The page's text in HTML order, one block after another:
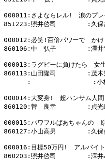
000011:さよならレル!　涙のプレ
851223:照井啓司        :久
000012:必笑!百倍パワーで　かけ
860106:中　弘子        :澤
000013:ラグビーに負けたら　女
860113:山田隆司        :茂
:                :小
000014:大変身!　超ハンサム人間
860120:菅　良幸        :貞
000015:パワフルばあちゃんの　
860127:小山高男        :久保
000016:目標50万円!　アルバイ
860203:照井啓司        :澤